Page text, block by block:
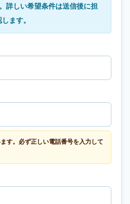
詳しい希望条件は送信後に担
ます。
す。必ず正しい電話番号を入力して